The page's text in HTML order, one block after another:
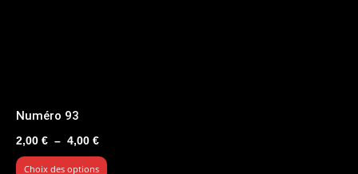
Numéro 93
2,00 € – 4,00 €Plage
de
Choix des options